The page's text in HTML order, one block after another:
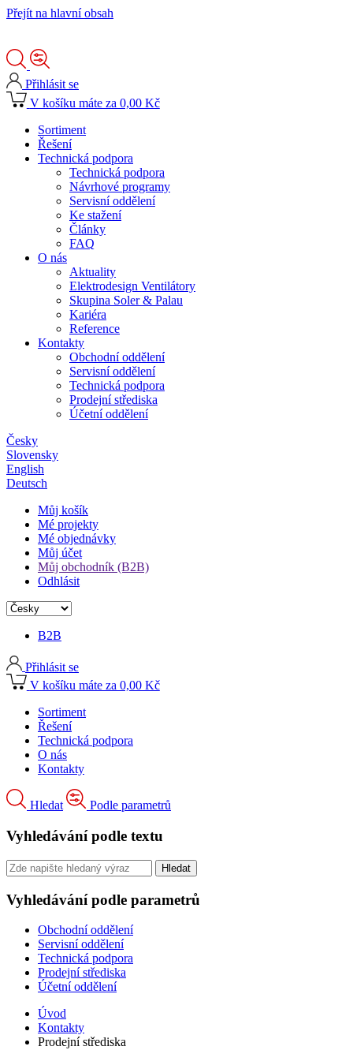
Přejít na hlavní obsah
Přihlásit se
V košíku máte za 0,00 Kč
Sortiment
Řešení
Technická podpora
Technická podpora
Návrhové programy
Servisní oddělení
Ke stažení
Články
FAQ
O nás
Aktuality
Elektrodesign Ventilátory
Skupina Soler & Palau
Kariéra
Reference
Kontakty
Obchodní oddělení
Servisní oddělení
Technická podpora
Prodejní střediska
Účetní oddělení
Česky
Slovensky
English
Deutsch
Můj košík
Mé projekty
Mé objednávky
Můj účet
Můj obchodník (B2B)
Odhlásit
B2B
Přihlásit se
V košíku máte za 0,00 Kč
Sortiment
Řešení
Technická podpora
O nás
Kontakty
Hledat Podle parametrů
Vyhledávání podle textu
Vyhledávání podle parametrů
Obchodní oddělení
Servisní oddělení
Technická podpora
Prodejní střediska
Účetní oddělení
Úvod
Kontakty
Prodejní střediska